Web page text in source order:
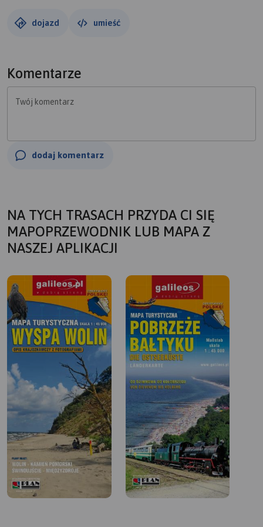
dojazd umieść
Komentarze
Twój komentarz
dodaj komentarz
NA TYCH TRASACH PRZYDA CI SIĘ
MAPOPRZEWODNIK LUB MAPA Z
NASZEJ APLIKACJI